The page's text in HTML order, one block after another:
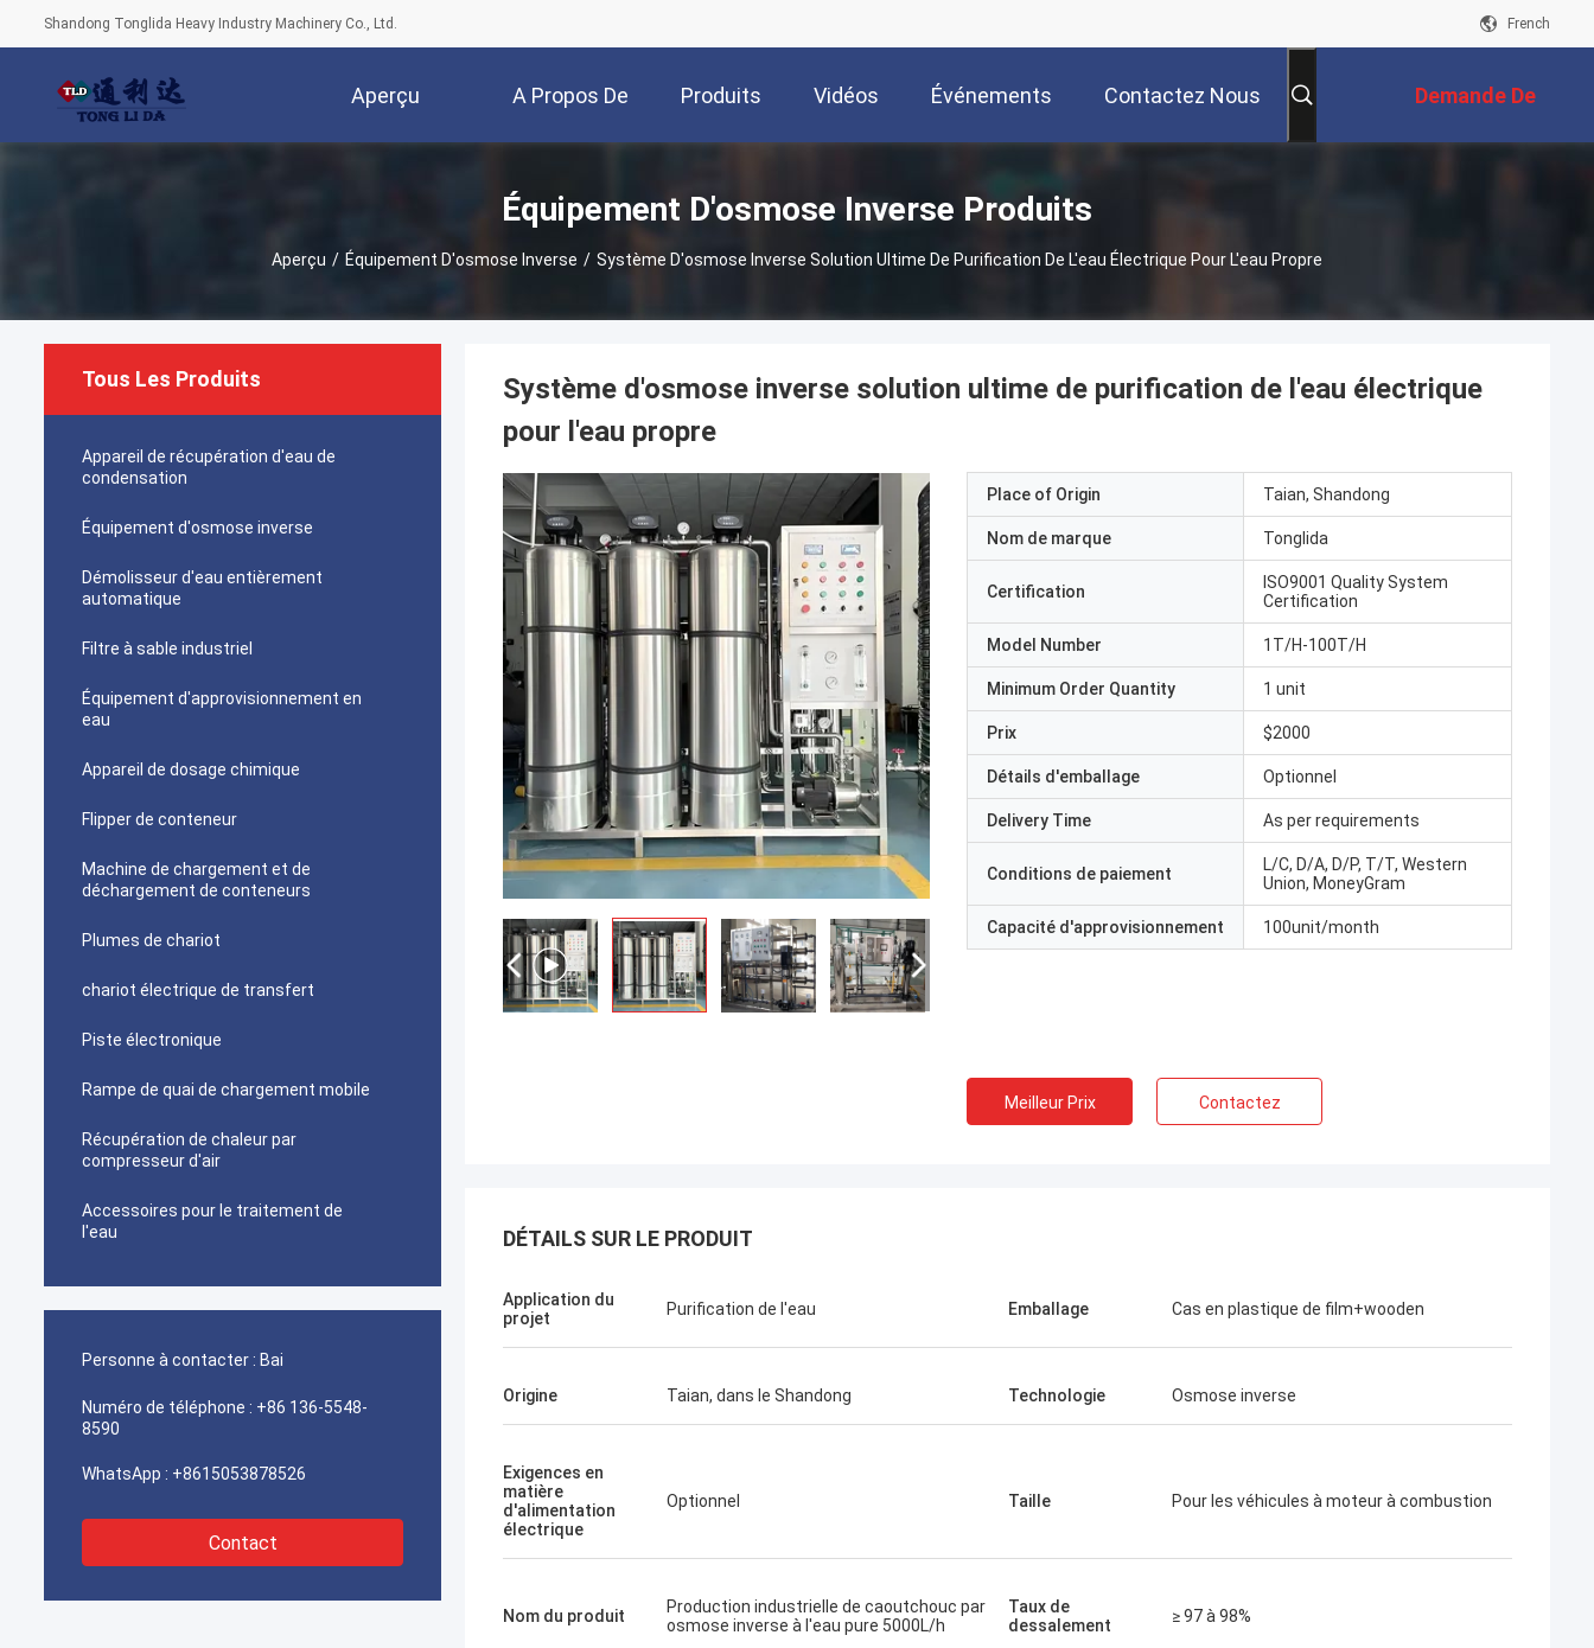
Shandong Tonglida Heavy Industry Machinery Co., Ltd. French
Aperçu A Propos De Produits Vidéos Événements Contactez Nous Demande De
Soumission
Équipement D'osmose Inverse Produits
Aperçu / Équipement D'osmose Inverse / Système D'osmose Inverse Solution Ultime De Purification De L'eau Électrique Pour L'eau Propre
Tous Les Produits
Appareil de récupération d'eau de
condensation
Équipement d'osmose inverse
Démolisseur d'eau entièrement
automatique
Filtre à sable industriel
Équipement d'approvisionnement en
eau
Appareil de dosage chimique
Flipper de conteneur
Machine de chargement et de
déchargement de conteneurs
Plumes de chariot
chariot électrique de transfert
Piste électronique
Rampe de quai de chargement mobile
Récupération de chaleur par
compresseur d'air
Accessoires pour le traitement de
l'eau
Personne à contacter : Bai
Numéro de téléphone : +86 136-5548-
8590
WhatsApp : +8615053878526
Contact
Système d'osmose inverse solution ultime de purification de l'eau électrique
pour l'eau propre
Place of Origin Taian, Shandong
Nom de marque Tonglida
Certification
ISO9001 Quality System
Certification
Model Number 1T/H-100T/H
Minimum Order Quantity 1 unit
Prix $2000
Détails d'emballage Optionnel
Delivery Time As per requirements
Conditions de paiement
L/C, D/A, D/P, T/T, Western
Union, MoneyGram
Capacité d'approvisionnement 100unit/month
Meilleur Prix Contactez
DÉTAILS SUR LE PRODUIT
Application du
projet
Purification de l'eau Emballage Cas en plastique de film+wooden
Origine Taian, dans le Shandong Technologie Osmose inverse
Exigences en
matière
d'alimentation
électrique
Optionnel Taille Pour les véhicules à moteur à combustion
Nom du produit
Production industrielle de caoutchouc par
osmose inverse à l'eau pure 5000L/h
Taux de
dessalement
≥ 97 à 98%